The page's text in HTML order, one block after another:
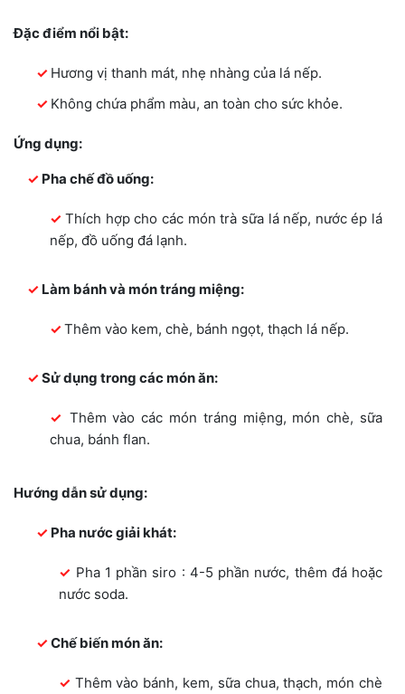
Đặc điểm nổi bật:
Hương vị thanh mát, nhẹ nhàng của lá nếp.
Không chứa phẩm màu, an toàn cho sức khỏe.
Ứng dụng:
Pha chế đồ uống:
Thích hợp cho các món trà sữa lá nếp, nước ép lá
nếp, đồ uống đá lạnh.
Làm bánh và món tráng miệng:
Thêm vào kem, chè, bánh ngọt, thạch lá nếp.
Sử dụng trong các món ăn:
Thêm vào các món tráng miệng, món chè, sữa
chua, bánh flan.
Hướng dẫn sử dụng:
Pha nước giải khát:
Pha 1 phần siro : 4-5 phần nước, thêm đá hoặc
nước soda.
Chế biến món ăn:
Thêm vào bánh, kem, sữa chua, thạch, món chè